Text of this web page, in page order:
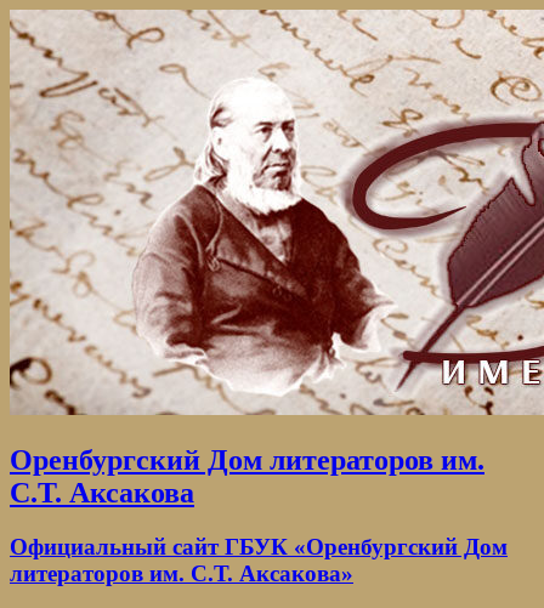
Оренбургский Дом литераторов им.
С.Т. Аксакова
Официальный сайт ГБУК «Оренбургский Дом
литераторов им. С.Т. Аксакова»